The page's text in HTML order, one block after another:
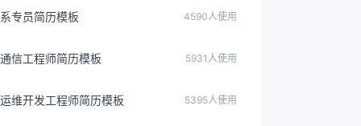
专员简历模板 4590人使用
信工程师简历模板 5931人使用
维开发工程师简历模板 5395人使用